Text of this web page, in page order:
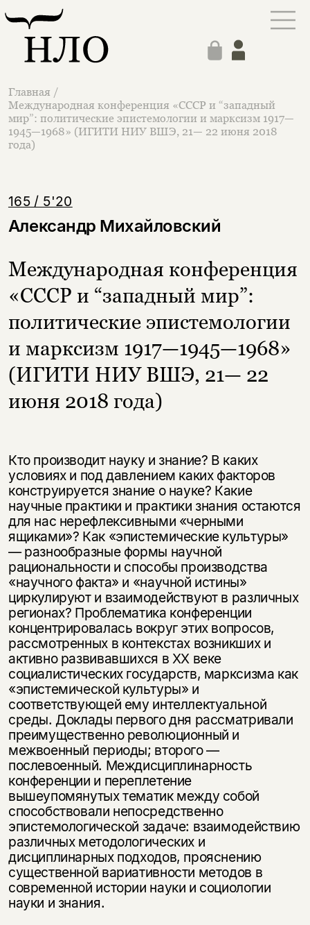
Главная /
Международная конференция «СССР и “западный
мир”: политические эпистемологии и марксизм 1917—
1945—1968» (ИГИТИ НИУ ВШЭ, 21— 22 июня 2018
года)
165 / 5'20
Александр Михайловский
Международная конференция
«СССР и “западный мир”:
политические эпистемологии
и марксизм 1917—1945—1968»
(ИГИТИ НИУ ВШЭ, 21— 22
июня 2018 года)
Кто производит науку и знание? В каких
условиях и под давлением каких факторов
конструируется знание о науке? Какие
научные практики и практики знания остаются
для нас нерефлексивными «черными
ящиками»? Как «эпистемические культуры»
— разнообразные формы научной
рациональности и способы производства
«научного факта» и «научной истины»
циркулируют и взаимодействуют в различных
регионах? Проблематика конференции
концентрировалась вокруг этих вопросов,
рассмотренных в контекстах возникших и
активно развивавшихся в XX веке
социалистических государств, марксизма как
«эпистемической культуры» и
соответствующей ему интеллектуальной
среды. Доклады первого дня рассматривали
преимущественно революционный и
межвоенный периоды; второго —
послевоенный. Междисциплинарность
конференции и переплетение
вышеупомянутых тематик между собой
способствовали непосредственно
эпистемологической задаче: взаимодействию
различных методологических и
дисциплинарных подходов, прояснению
существенной вариативности методов в
современной истории науки и социологии
науки и знания.